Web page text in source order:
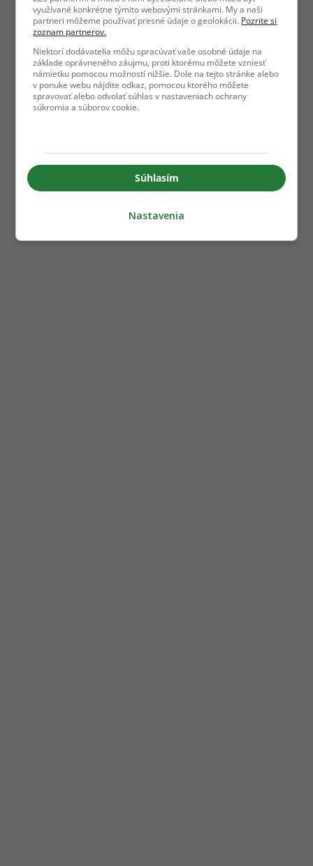
využívané konkrétne týmito webovými stránkami. My a naši
partneri môžeme používať presné údaje o geolokácii. Pozrite si
zoznam partnerov.
Niektorí dodávatelia môžu spracúvať vaše osobné údaje na
základe oprávneného záujmu, proti ktorému môžete vzniesť
námietku pomocou možností nižšie. Dole na tejto stránke alebo
v ponuke webu nájdite odkaz, pomocou ktorého môžete
spravovať alebo odvolať súhlas v nastaveniach ochrany
súkromia a súborov cookie.
Súhlasím
Nastavenia